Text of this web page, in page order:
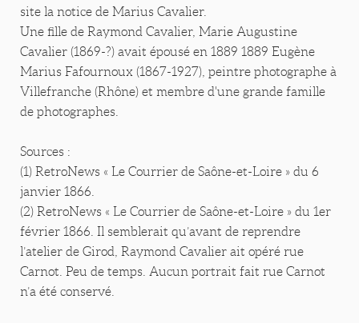
site la notice de Marius Cavalier.
Une fille de Raymond Cavalier, Marie Augustine
Cavalier (1869-?) avait épousé en 1889 1889 Eugène
Marius Fafournoux (1867-1927), peintre photographe à
Villefranche (Rhône) et membre d'une grande famille
de photographes.
Sources :
(1) RetroNews « Le Courrier de Saône-et-Loire » du 6
janvier 1866.
(2) RetroNews « Le Courrier de Saône-et-Loire » du 1er
février 1866. Il semblerait qu’avant de reprendre
l’atelier de Girod, Raymond Cavalier ait opéré rue
Carnot. Peu de temps. Aucun portrait fait rue Carnot
n’a été conservé.